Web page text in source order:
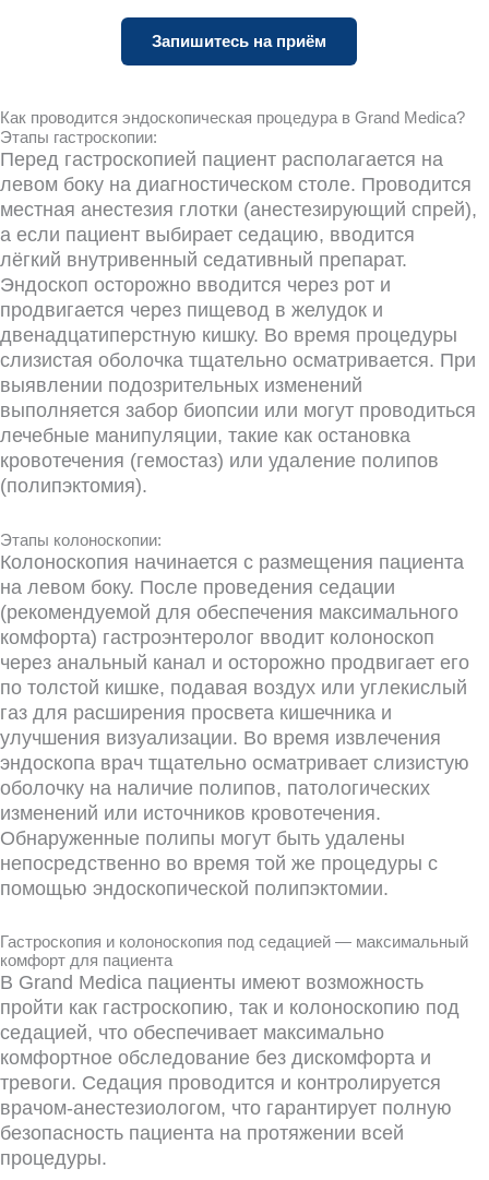
Запишитесь на приём
Как проводится эндоскопическая процедура в Grand Medica?
Этапы гастроскопии:
Перед гастроскопией пациент располагается на
левом боку на диагностическом столе. Проводится
местная анестезия глотки (анестезирующий спрей),
а если пациент выбирает седацию, вводится
лёгкий внутривенный седативный препарат.
Эндоскоп осторожно вводится через рот и
продвигается через пищевод в желудок и
двенадцатиперстную кишку. Во время процедуры
слизистая оболочка тщательно осматривается. При
выявлении подозрительных изменений
выполняется забор биопсии или могут проводиться
лечебные манипуляции, такие как остановка
кровотечения (гемостаз) или удаление полипов
(полипэктомия).
Этапы колоноскопии:
Колоноскопия начинается с размещения пациента
на левом боку. После проведения седации
(рекомендуемой для обеспечения максимального
комфорта) гастроэнтеролог вводит колоноскоп
через анальный канал и осторожно продвигает его
по толстой кишке, подавая воздух или углекислый
газ для расширения просвета кишечника и
улучшения визуализации. Во время извлечения
эндоскопа врач тщательно осматривает слизистую
оболочку на наличие полипов, патологических
изменений или источников кровотечения.
Обнаруженные полипы могут быть удалены
непосредственно во время той же процедуры с
помощью эндоскопической полипэктомии.
Гастроскопия и колоноскопия под седацией — максимальный
комфорт для пациента
В Grand Medica пациенты имеют возможность
пройти как гастроскопию, так и колоноскопию под
седацией, что обеспечивает максимально
комфортное обследование без дискомфорта и
тревоги. Седация проводится и контролируется
врачом-анестезиологом, что гарантирует полную
безопасность пациента на протяжении всей
процедуры.